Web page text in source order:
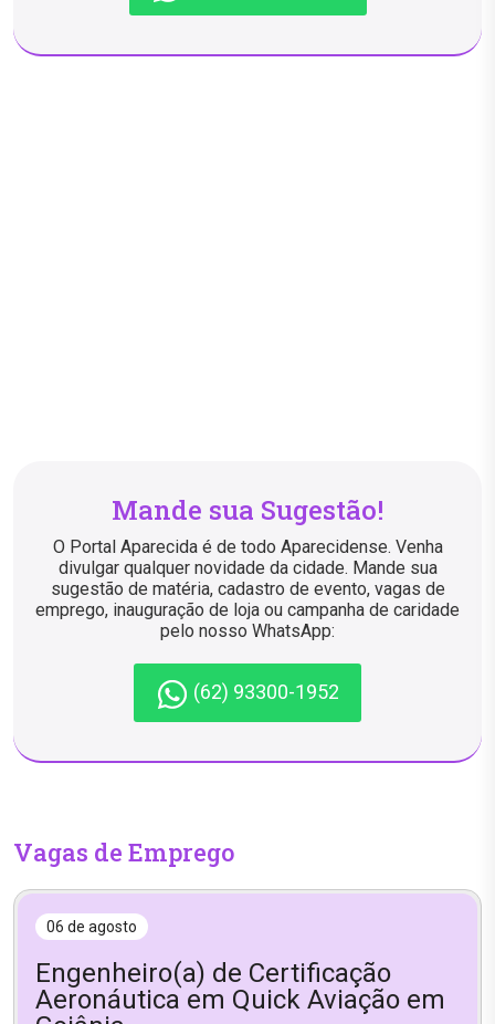
Mande sua Sugestão!
O Portal Aparecida é de todo Aparecidense. Venha
divulgar qualquer novidade da cidade. Mande sua
sugestão de matéria, cadastro de evento, vagas de
emprego, inauguração de loja ou campanha de caridade
pelo nosso WhatsApp:
(62) 93300-1952
Vagas de Emprego
06 de agosto
Engenheiro(a) de Certificação
Aeronáutica em Quick Aviação em